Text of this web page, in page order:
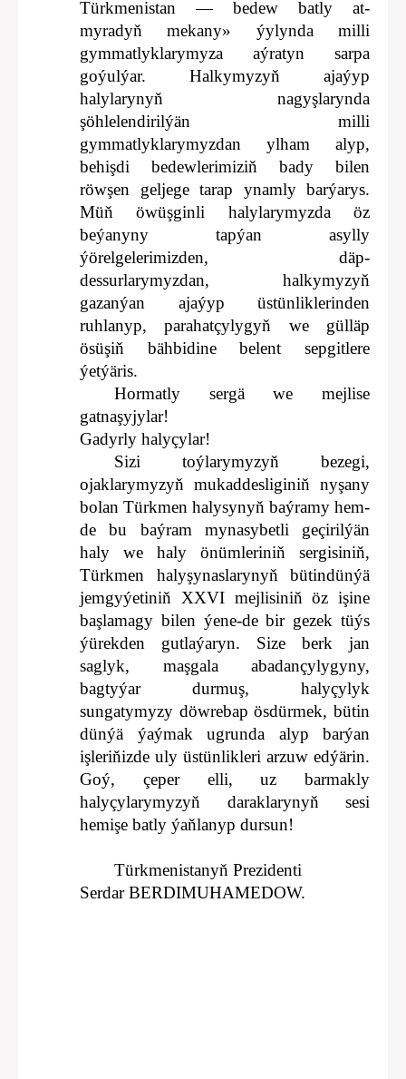
Türkmenistan — bedew batly at-
myradyň mekany» ýylynda milli
gymmatlyklarymyza aýratyn sarpa
goýulýar. Halkymyzyň ajaýyp
halylarynyň nagyşlarynda
şöhlelendirilýän milli
gymmatlyklarymyzdan ylham alyp,
behişdi bedewlerimiziň bady bilen
röwşen geljege tarap ynamly barýarys.
Müň öwüşginli halylarymyzda öz
beýanyny tapýan asylly
ýörelgelerimizden, däp-
dessurlarymyzdan, halkymyzyň
gazanýan ajaýyp üstünliklerinden
ruhlanyp, parahatçylygyň we gülläp
ösüşiň bähbidine belent sepgitlere
ýetýäris.
Hormatly sergä we mejlise
gatnaşyjylar!
Gadyrly halyçylar!
Sizi toýlarymyzyň bezegi,
ojaklarymyzyň mukaddesliginiň nyşany
bolan Türkmen halysynyň baýramy hem-
de bu baýram mynasybetli geçirilýän
haly we haly önümleriniň sergisiniň,
Türkmen halyşynaslarynyň bütindünýä
jemgyýetiniň XXVI mejlisiniň öz işine
başlamagy bilen ýene-de bir gezek tüýs
ýürekden gutlaýaryn. Size berk jan
saglyk, maşgala abadançylygyny,
bagtyýar durmuş, halyçylyk
sungatymyzy döwrebap ösdürmek, bütin
dünýä ýaýmak ugrunda alyp barýan
işleriňizde uly üstünlikleri arzuw edýärin.
Goý, çeper elli, uz barmakly
halyçylarymyzyň daraklarynyň sesi
hemişe batly ýaňlanyp dursun!
Türkmenistanyň Prezidenti
Serdar BERDIMUHAMEDOW.